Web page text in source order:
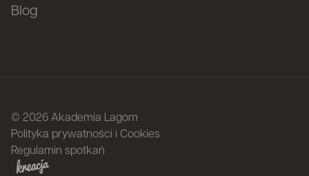
Blog
© 2026 Akademia Lagom
Polityka prywatności i Cookies
Regulamin spotkań